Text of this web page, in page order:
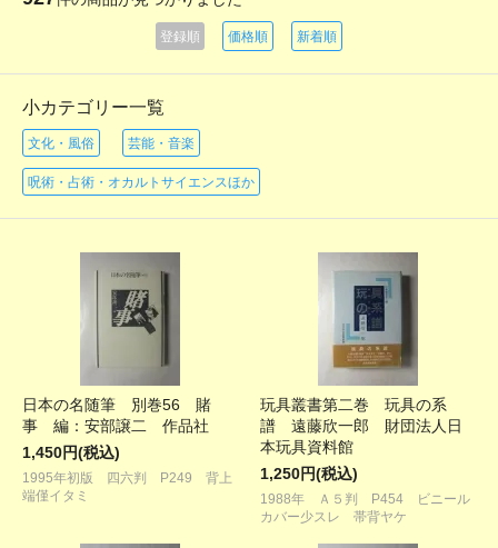
登録順 価格順 新着順
小カテゴリー一覧
文化・風俗 芸能・音楽
呪術・占術・オカルトサイエンスほか
日本の名随筆 別巻56 賭
事 編：安部譲二 作品社
1,450円(税込)
1995年初版 四六判 P249 背上
端僅イタミ
玩具叢書第二巻 玩具の系
譜 遠藤欣一郎 財団法人日
本玩具資料館
1,250円(税込)
1988年 Ａ５判 P454 ビニール
カバー少スレ 帯背ヤケ